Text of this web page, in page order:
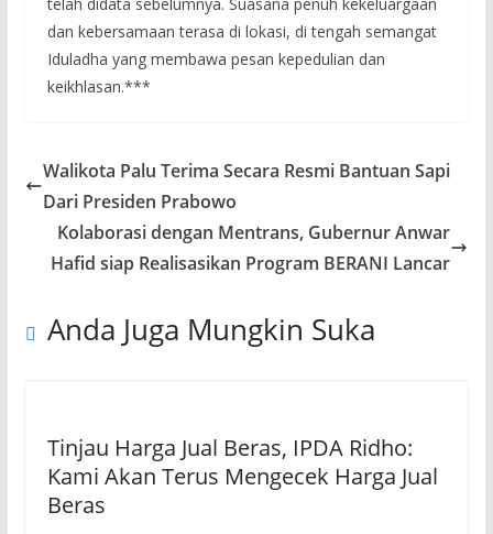
dan kebersamaan terasa di lokasi, di tengah semangat
Iduladha yang membawa pesan kepedulian dan
keikhlasan.***
Walikota Palu Terima Secara Resmi Bantuan Sapi
Dari Presiden Prabowo
Kolaborasi dengan Mentrans, Gubernur Anwar
Hafid siap Realisasikan Program BERANI Lancar
Anda Juga Mungkin Suka
Tinjau Harga Jual Beras, IPDA Ridho:
Kami Akan Terus Mengecek Harga Jual
Beras